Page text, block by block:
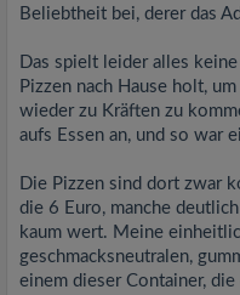
Beliebtheit bei, derer das
Das spielt leider alles
Pizzen nach Hause holt,
wieder zu Kräften zu
aufs Essen an, und so war
Die Pizzen sind dort zwar
die 6 Euro, manche
kaum wert. Meine
geschmacksneutralen,
einem dieser Container,